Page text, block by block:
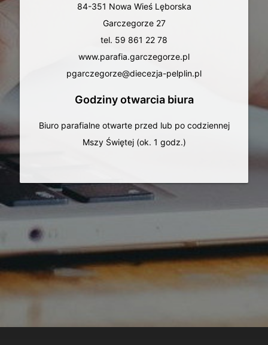
84-351 Nowa Wieś Lęborska
Garczegorze 27
tel. 59 861 22 78
www.parafia.garczegorze.pl
pgarczegorze@diecezja-pelplin.pl
Godziny otwarcia biura
Biuro parafialne otwarte przed lub po codziennej
Mszy Świętej (ok. 1 godz.)